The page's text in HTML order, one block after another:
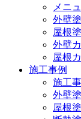
メニ
外壁
屋根
外壁
屋根
施工事例
施工
外壁
屋根